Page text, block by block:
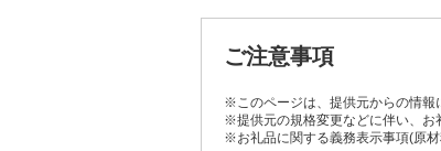
ご注意事項
※このページは、提供元からの情報
※提供元の規格変更などに伴い、お
※お礼品に関する義務表示事項(原